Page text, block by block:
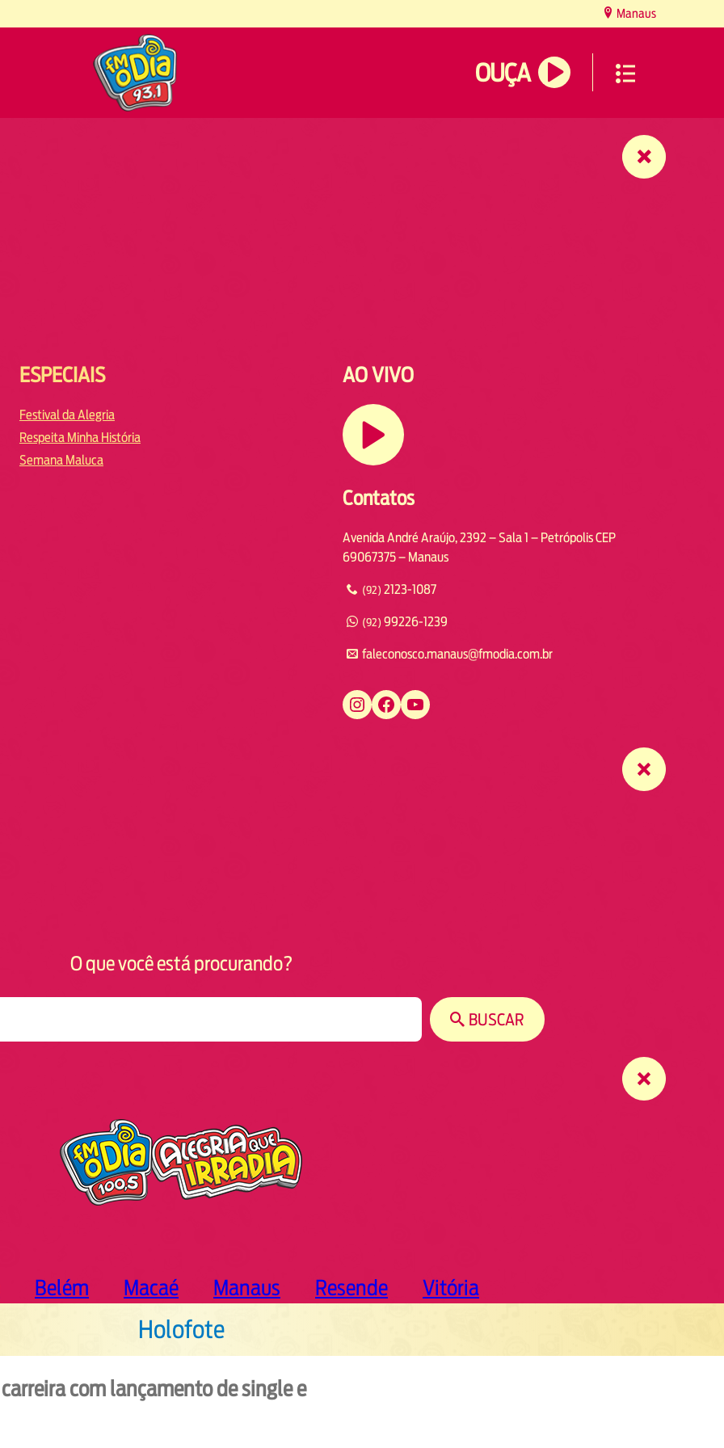
Manaus
OUÇA
ESPECIAIS
Festival da Alegria
Respeita Minha História
Semana Maluca
AO VIVO
Contatos
Avenida André Araújo, 2392 – Sala 1 – Petrópolis CEP
69067375 – Manaus
(92) 2123-1087
(92) 99226-1239
faleconosco.manaus@fmodia.com.br
https://www.instagram.com/fmodiamanaus/ https://www.facebook.com/fmodiamanaus https://www.youtube.com/user/radiofmodia
O que você está procurando?
BUSCAR
Belém Macaé Manaus Resende Vitória
Holofote
com lançamento de single e